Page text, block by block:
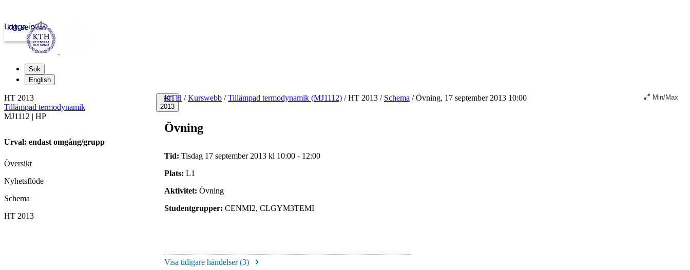
kth.se
Logga in
Sök
English
HT
2013
KTH / Kurswebb / Tillämpad termodynamik (MJ1112) /HT 2013 / Schema /Övning, 17 september 2013 10:00 Min/Max
Övning
Tid: Tisdag 17 september 2013 kl 10:00 - 12:00
Plats: L1
Aktivitet: Övning
Studentgrupper: CENMI2, CLGYM3TEMI
Visa tidigare händelser (3)
HT 2013
Tillämpad termodynamik
MJ1112 | HP
Urval: endast omgång/grupp
Översikt
Nyhetsflöde
Schema
HT 2013